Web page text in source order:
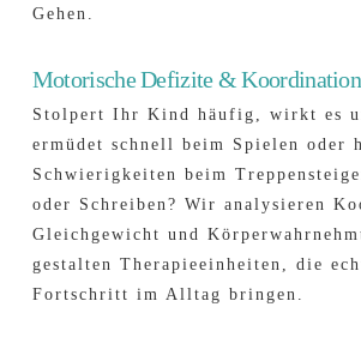
Gehen.
Motorische Defizite &
Stolpert Ihr Kind häufig, wirkt es
ermüdet schnell beim Spielen oder
Schwierig­keiten beim
oder Schreiben? Wir analysieren
Gleich­gewicht und
gestalten Therapie­einheiten, die
Fortschritt im Alltag bringen.